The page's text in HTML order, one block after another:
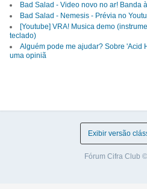
Bad Salad - Video novo no ar! Banda
Bad Salad - Nemesis - Prévia no
[Youtube] VRA! Musica demo
teclado)
Alguém pode me ajudar? Sobre 'Acid
uma opiniã
Exibir versão
Fórum Cifra Club